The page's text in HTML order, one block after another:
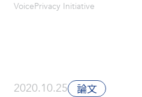
VoicePrivacy Initiative
2020.10.25 論文